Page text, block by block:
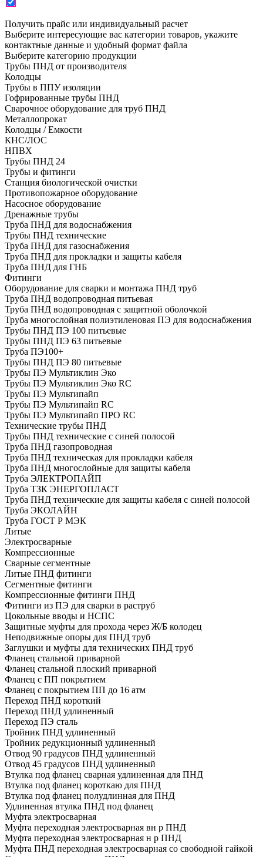
Получить прайс или индивидуальный расчет
Выберите интересующие вас категории товаров, укажите
контактные данные и удобный формат файла
Выберите категорию продукции
Трубы ПНД от производителя
Колодцы
Трубы в ППУ изоляции
Гофрированные трубы ПНД
Сварочное оборудование для труб ПНД
Металлопрокат
Колодцы / Емкости
КНС/ЛОС
НПВХ
Трубы ПНД 24
Трубы и фитинги
Cтанция биологической очистки
Противопожарное оборудование
Насосное оборудование
Дренажные трубы
Труба ПНД для водоснабжения
Трубы ПНД технические
Труба ПНД для газоснабжения
Труба ПНД для прокладки и защиты кабеля
Труба ПНД для ГНБ
Фитинги
Оборудование для сварки и монтажа ПНД труб
Труба ПНД водопроводная питьевая
Труба ПНД водопроводная с защитной оболочкой
Труба многослойная полиэтиленовая ПЭ для водоснабжения
Трубы ПНД ПЭ 100 питьевые
Трубы ПНД ПЭ 63 питьевые
Труба ПЭ100+
Трубы ПНД ПЭ 80 питьевые
Трубы ПЭ Мультиклин Эко
Трубы ПЭ Мультиклин Эко RC
Трубы ПЭ Мультипайп
Трубы ПЭ Мультипайп RC
Трубы ПЭ Мультипайп ПРО RC
Технические трубы ПНД
Трубы ПНД технические с синей полосой
Труба ПНД газопроводная
Труба ПНД техническая для прокладки кабеля
Труба ПНД многослойные для защиты кабеля
Труба ЭЛЕКТРОПАЙП
Труба ТЗК ЭНЕРГОПЛАСТ
Труба ПНД технические для защиты кабеля с синей полосой
Труба ЭКОЛАЙН
Труба ГОСТ Р МЭК
Литые
Электросварные
Компрессионные
Сварные сегментные
Литые ПНД фитинги
Сегментные фитинги
Компрессионные фитинги ПНД
Фитинги из ПЭ для сварки в раструб
Цокольные вводы и НСПС
Защитные муфты для прохода через Ж/Б колодец
Неподвижные опоры для ПНД труб
Заглушки и муфты для технических ПНД труб
Фланец стальной приварной
Фланец стальной плоский приварной
Фланец с ПП покрытием
Фланец с покрытием ПП до 16 атм
Переход ПНД короткий
Переход ПНД удлиненный
Переход ПЭ сталь
Тройник ПНД удлиненный
Тройник редукционный удлиненный
Отвод 90 градусов ПНД удлиненный
Отвод 45 градусов ПНД удлиненный
Втулка под фланец сварная удлиненная для ПНД
Втулка под фланец короткаю для ПНД
Втулка под фланец полудлинная для ПНД
Удлиненная втулка ПНД под фланец
Муфта электросварная
Муфта переходная электросварная вн р ПНД
Муфта переходная электросварная н р ПНД
Муфта ПНД переходная электросварная со свободной гайкой